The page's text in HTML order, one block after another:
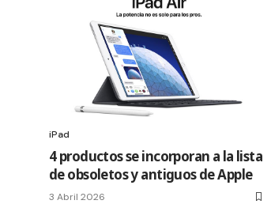
iPad
4 productos se incorporan a la lista
de obsoletos y antiguos de Apple
3 Abril 2026